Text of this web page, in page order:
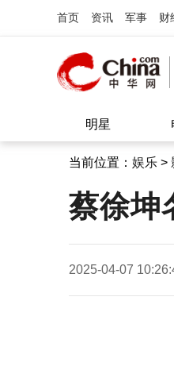
首页 资讯 军事 财
明星
当前位置： 娱乐 >
蔡徐坤
2025-04-07